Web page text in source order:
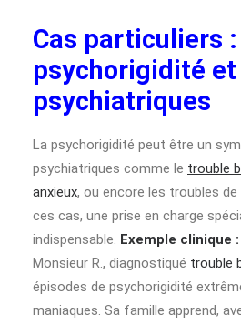
Cas particuliers :
psychorigidité
psychiatriques
La psychorigidité peut être un
psychiatriques comme le trouble
anxieux, ou encore les troubles de
ces cas, une prise en charge
indispensable. Exemple clinique :
Monsieur R., diagnostiqué trouble
épisodes de psychorigidité
maniaques. Sa famille apprend,